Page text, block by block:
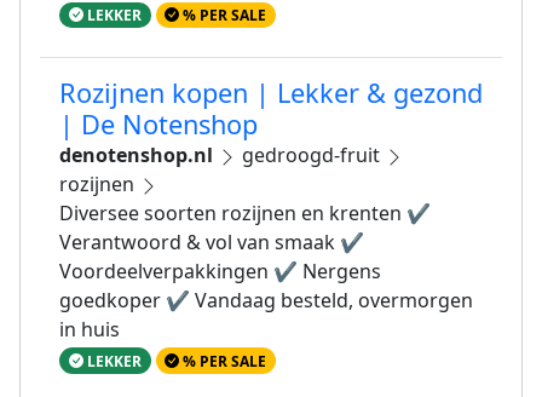
LEKKER % PER SALE
Rozijnen kopen | Lekker & gezond
| De Notenshop
denotenshop.nl
gedroogd-fruit
rozijnen
Diversee soorten rozijnen en krenten ✔
Verantwoord & vol van smaak ✔
Voordeelverpakkingen ✔ Nergens
goedkoper ✔ Vandaag besteld, overmorgen
in huis
LEKKER % PER SALE